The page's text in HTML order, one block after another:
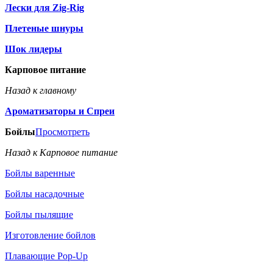
Лески для Zig-Rig
Плетеные шнуры
Шок лидеры
Карповое питание
Назад к главному
Ароматизаторы и Спреи
БойлыПросмотреть
Назад к Карповое питание
Бойлы варенные
Бойлы насадочные
Бойлы пылящие
Изготовление бойлов
Плавающие Pop-Up